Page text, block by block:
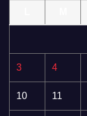
3 4
10 11